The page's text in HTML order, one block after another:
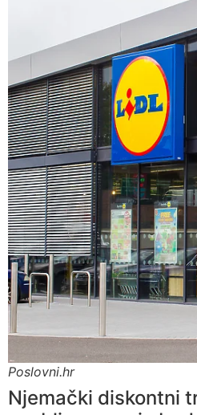
Poslovni.hr
Njemački diskontni